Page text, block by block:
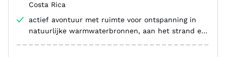
Costa Rica
actief avontuur met ruimte voor ontspanning in
natuurlijke warmwaterbronnen, aan het strand en